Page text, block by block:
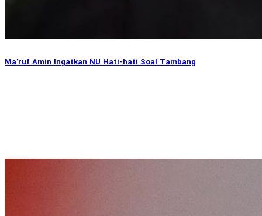
Ma’ruf Amin Ingatkan NU Hati-hati Soal Tambang